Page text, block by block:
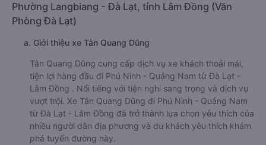
Phường Langbiang - Đà Lạt, tỉnh Lâm Đồng (Văn
Phòng Đà Lạt)
a. Giới thiệu xe Tân Quang Dũng
Tân Quang Dũng cung cấp dịch vụ xe khách thoải mái,
tiện lợi hàng đầu đi Phú Ninh - Quảng Nam từ Đà Lạt -
Lâm Đồng . Nổi tiếng với tiện nghi sang trọng và dịch vụ
vượt trội. Xe Tân Quang Dũng đi Phú Ninh - Quảng Nam
từ Đà Lạt - Lâm Đồng đã trở thành lựa chọn yêu thích của
nhiều người dân địa phương và du khách yêu thích khám
phá tuyến đường này.